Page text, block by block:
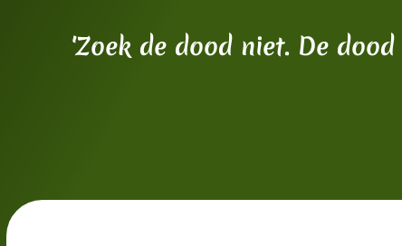
'Zoek de dood niet. De